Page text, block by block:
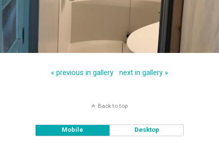
« previous in gallery next in gallery »
Back to top
Mobile Desktop